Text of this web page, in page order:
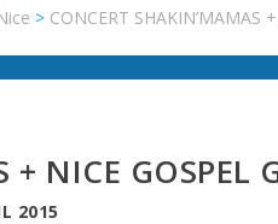
> CONCERT SHAKIN’MAMAS
+ NICE GOSPEL
2015